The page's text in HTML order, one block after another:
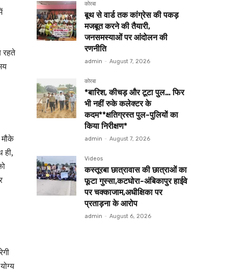
रहते
ही,
कोरबा
बूथ से वार्ड तक कांग्रेस की पकड़
मजबूत करने की तैयारी,
जनसमस्याओं पर आंदोलन की
रणनीति
admin - August 7, 2026
कोरबा
*बारिश, कीचड़ और टूटा पुल… फिर
भी नहीं रुके कलेक्टर के
कदम**क्षतिग्रस्त पुल-पुलियों का
किया निरीक्षण*
admin - August 7, 2026
Videos
कस्तूरबा छात्रावास की छात्राओं का
फूटा गुस्सा,कटघोरा-अंबिकापुर हाईवे
पर चक्काजाम,अधीक्षिका पर
प्रताड़ना के आरोप
admin - August 6, 2026